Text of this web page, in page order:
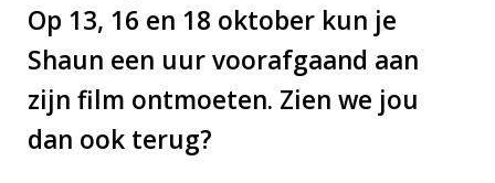
Op 13, 16 en 18 oktober kun je
Shaun een uur voorafgaand aan
zijn film ontmoeten. Zien we jou
dan ook terug?